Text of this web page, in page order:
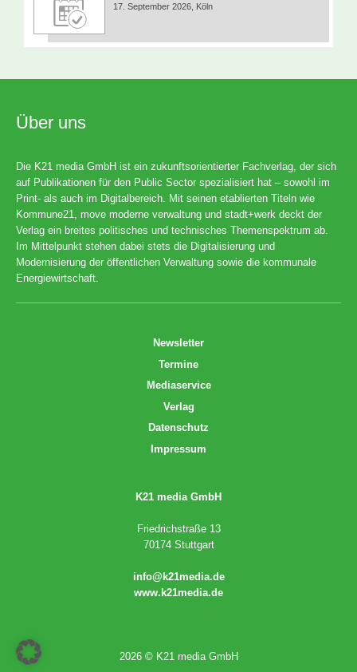
17. September 2026, Köln
Über uns
Die K21 media GmbH ist ein zukunftsorientierter Fachverlag, der sich
auf Publikationen für den Public Sector spezialisiert hat – sowohl im
Print- als auch im Digitalbereich. Mit seinen etablierten Titeln wie
Kommune21, move moderne verwaltung und stadt+werk deckt der
Verlag ein breites politisches und technisches Themenspektrum ab.
Im Mittelpunkt stehen dabei stets die Digitalisierung und
Modernisierung der öffentlichen Verwaltung sowie die kommunale
Energiewirtschaft.
Newsletter
Termine
Mediaservice
Verlag
Datenschutz
Impressum
K21 media GmbH
Friedrichstraße 13
70174 Stuttgart
info@k21media.de
www.k21media.de
2026 © K21 media GmbH